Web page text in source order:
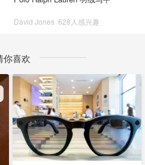
David Jones 628人感兴趣
你喜欢